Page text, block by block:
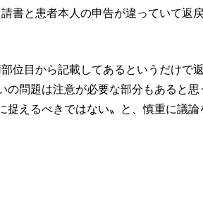
書と患者本人の申告が違っていて返
位目から記載してあるというだけで
の問題は注意が必要な部分もあると思
えるべきではない〟と、慎重に議論